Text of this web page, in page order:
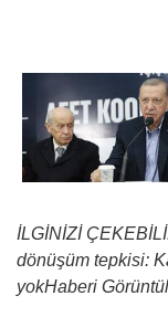
İLGİNİZİ
dönüşüm tepkisi:
yokHaberi